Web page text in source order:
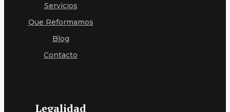
ServiciOS
Que Reformamos
Blog
Contacto
Legalidad